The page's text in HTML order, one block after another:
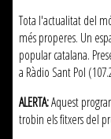
Tota l'actualitat del
més properes. Un
popular catalana.
a Ràdio Sant Pol
ALERTA:Aquest
trobin els fitxers del